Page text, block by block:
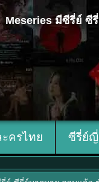
Meseries มีซีรี่ย์ ซี
ะครไทย ซีรี่ย์